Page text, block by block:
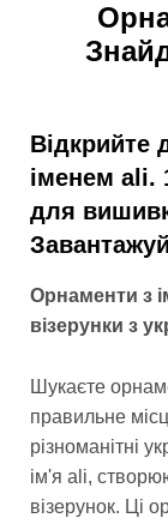
Відкрийте
іменем ali.
для
Орнаменти з
візерунки з
Шукаєте
правильне
різноманітні
ім'я ali,
візерунок. Ці